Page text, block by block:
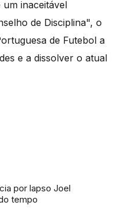
inaceitável
de Disciplina", o
de Futebol a
e a dissolver o atual
por lapso Joel
tempo